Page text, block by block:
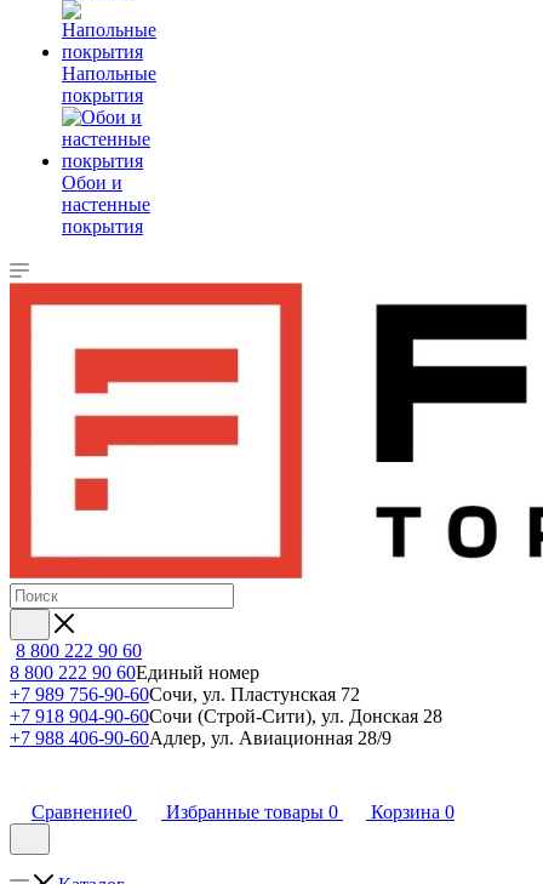
Напольные
покрытия
Обои и
настенные
покрытия
8 800 222 90 60
8 800 222 90 60Единый номер
+7 989 756-90-60Сочи, ул. Пластунская 72
+7 918 904-90-60Сочи (Строй-Сити), ул. Донская 28
+7 988 406-90-60Адлер, ул. Авиационная 28/9
Сравнение0 Избранные товары 0 Корзина 0